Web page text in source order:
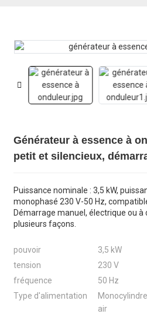
Générateur à essence à
petit et silencieux,
Puissance nominale : 3,5 kW,
monophasé 230 V-50 Hz,
Démarrage manuel, électrique ou à
plusieurs façons.
pouvoir
3,5 kW
tension
230 V
fréquence
50 Hz
Type d'alimentation
air